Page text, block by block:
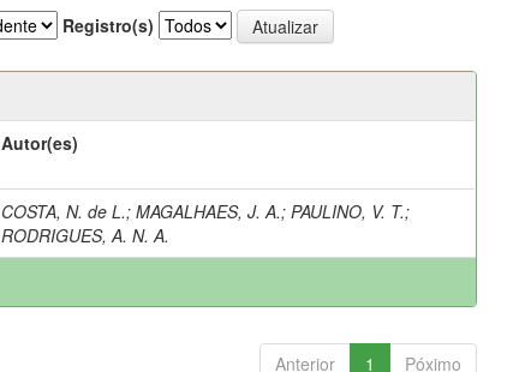
Registro(s)
Autor(es)
COSTA, N. de L.;MAGALHAES, J. A.;PAULINO, V. T.;
RODRIGUES, A. N. A.
Anterior 1 Póximo